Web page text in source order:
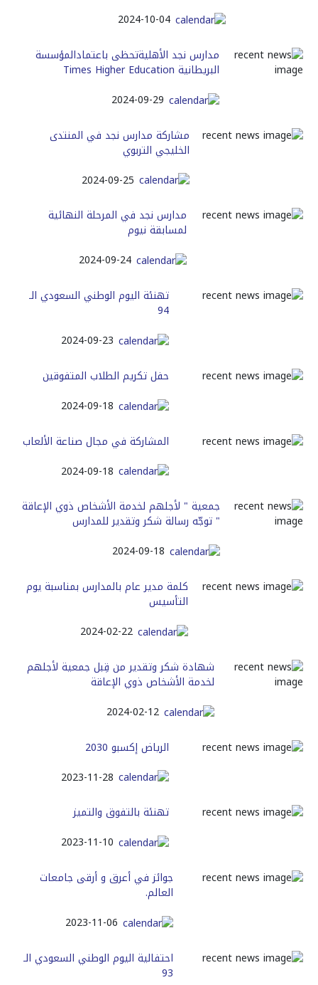
2024-10-04
مدارس نجد الأهليةتحظى باعتمادالمؤسسة
البريطانية Times Higher Education
2024-09-29
مشاركة مدارس نجد في المنتدى
الخليجي التربوي
2024-09-25
مدارس نجد في المرحلة النهائية
لمسابقة نيوم
2024-09-24
تهنئة اليوم الوطني السعودي الـ
94
2024-09-23
حفل تكريم الطلاب المتفوقين
2024-09-18
المشاركة في مجال صناعة الألعاب
2024-09-18
جمعية " لأجلهم لخدمة الأشخاص ذوي الإعاقة
" توجّه رسالة شكر وتقدير للمدارس
2024-09-18
كلمة مدير عام بالمدارس بمناسبة يوم
التأسيس
2024-02-22
شهادة شكر وتقدير من قِبل جمعية لأجلهم
لخدمة الأشخاص ذوي الإعاقة
2024-02-12
الرياض إكسبو 2030
2023-11-28
تهنئة بالتفوق والتميز
2023-11-10
جوائز في أعرق و أرقى جامعات
العالم.
2023-11-06
احتفالية اليوم الوطني السعودي الـ
93